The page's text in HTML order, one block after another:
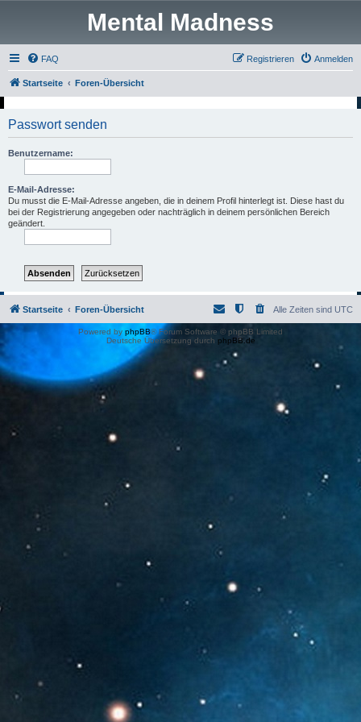
Mental Madness
FAQ Anmelden
Registrieren
Startseite Foren-Übersicht
Passwort senden
Benutzername:
E-Mail-Adresse:
Du musst die E-Mail-Adresse angeben, die in deinem Profil hinterlegt ist. Diese hast du
bei der Registrierung angegeben oder nachträglich in deinem persönlichen Bereich
geändert.
Startseite Foren-Übersicht Alle Zeiten sind UTC
Powered by phpBB® Forum Software © phpBB Limited
Deutsche Übersetzung durch phpBB.de